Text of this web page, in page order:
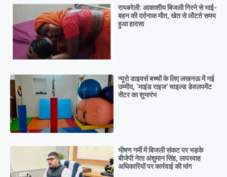
रायबरेली: आकाशीय बिजली गिरने से भाई-
बहन की दर्दनाक मौत, खेत से लौटते समय
हुआ हादसा
न्यूरो डाइवर्स बच्चों के लिए लखनऊ में नई
उम्मीद, ‘माइंड राइज’ चाइल्ड डेवलपमेंट
सेंटर का शुभारंभ
भीषण गर्मी में बिजली संकट पर भड़के
बीजेपी नेता अंशुमान सिंह, लापरवाह
अधिकारियों पर कार्रवाई की मांग